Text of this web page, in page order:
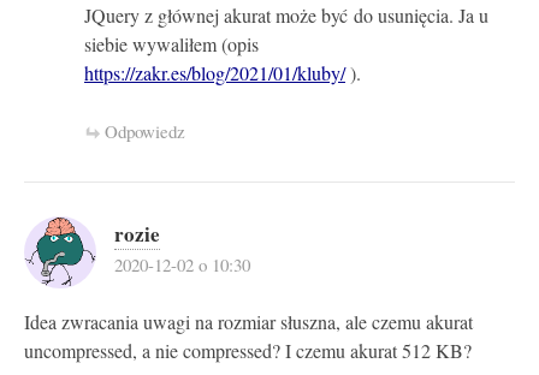
JQuery z głównej akurat może być do usunięcia. Ja u
siebie wywaliłem (opis
https://zakr.es/blog/2021/01/kluby/).
Odpowiedz
rozie
2020-12-02 o 10:30
Idea zwracania uwagi na rozmiar słuszna, ale czemu akurat
uncompressed, a nie compressed? I czemu akurat 512 KB?